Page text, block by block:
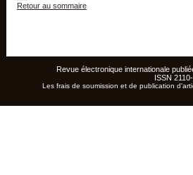
Retour au sommaire
Revue électronique internationale
ISSN
Les frais de soumission et de publication